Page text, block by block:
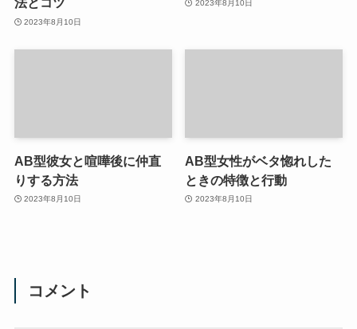
2023年8月10日
2023年8月10日
AB型彼女と喧嘩後に仲直
りする方法
2023年8月10日
AB型女性がベタ惚れした
ときの特徴と行動
2023年8月10日
コメント